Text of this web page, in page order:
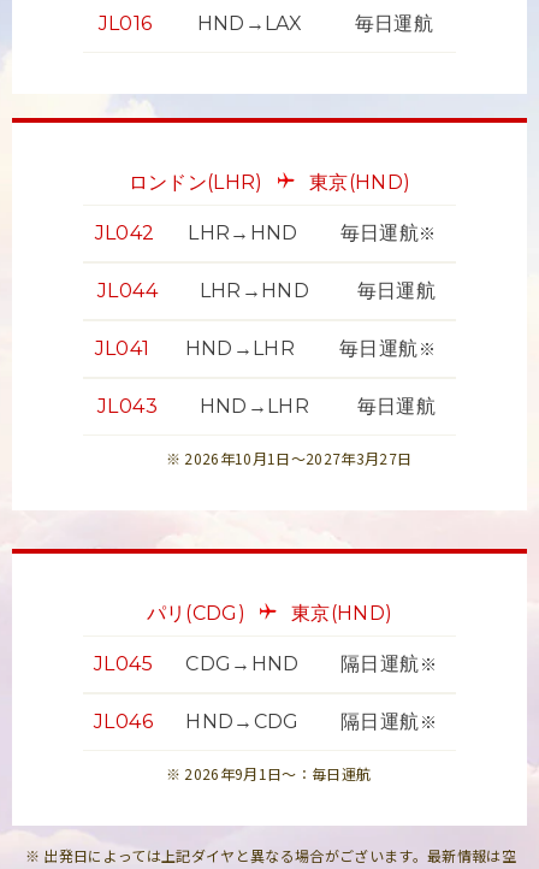
JL016 HND→LAX 毎日運航
ロンドン(LHR) 東京(HND)
JL042 LHR→HND 毎日運航※
JL044 LHR→HND 毎日運航
JL041 HND→LHR 毎日運航 ※
JL043 HND→LHR 毎日運航
2026年10月1日～2027年3月27日
パリ (CDG) 東京(HND)
JL045 CDG→HND 隔日運航 ※
JL046 HND→CDG 隔日運航 ※
2026年9月1日～：毎日運航
出発日によっては上記ダイヤと異なる場合がございます。最新情報は空